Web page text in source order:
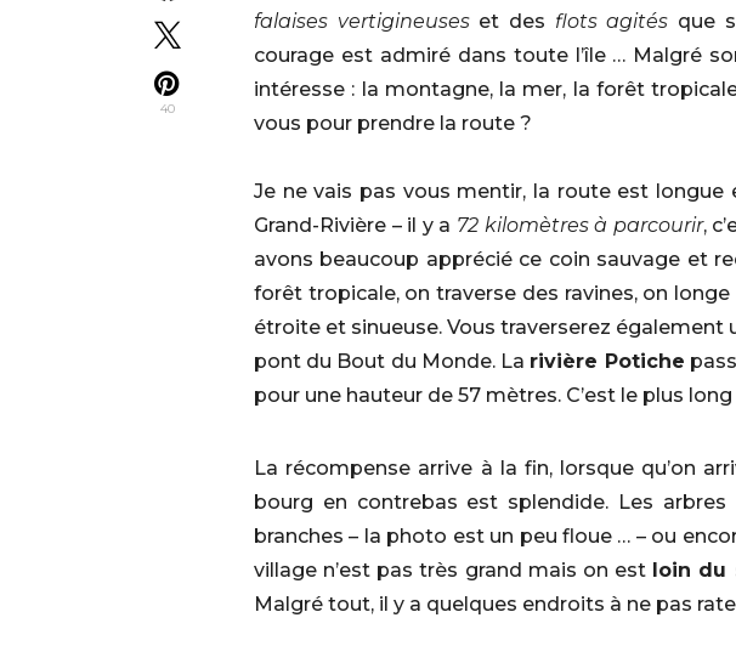
40
falaises vertigineuseset des flots agités que
courage est admiré dans toute l’île … Malgré
intéresse : la montagne, la mer, la forêt
vous pour prendre la route ?
Je ne vais pas vous mentir, la route est longue
Grand-Rivière – il y a 72 kilomètres à parcourir,
avons beaucoup apprécié ce coin sauvage et
forêt tropicale, on traverse des ravines, on
étroite et sinueuse. Vous traverserez
pont du Bout du Monde. La rivière Potiche
pour une hauteur de 57 mètres. C’est le plus
La récompense arrive à la fin, lorsque qu’on
bourg en contrebas est splendide. Les
branches – la photo est un peu floue … – ou
village n’est pas très grand mais on est loin du
Malgré tout, il y a quelques endroits à ne pas